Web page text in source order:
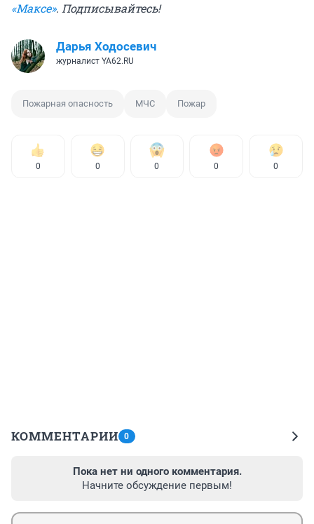
«Максе». Подписывайтесь!
Дарья Ходосевич
журналист YA62.RU
Пожарная опасность МЧС Пожар
0 0 0 0 0
КОММЕНТАРИИ 0
Пока нет ни одного комментария.
Начните обсуждение первым!